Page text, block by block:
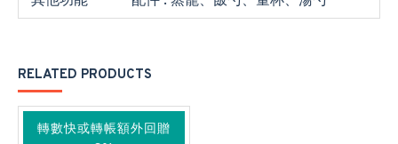
RELATED PRODUCTS
轉數快或轉帳額外回贈